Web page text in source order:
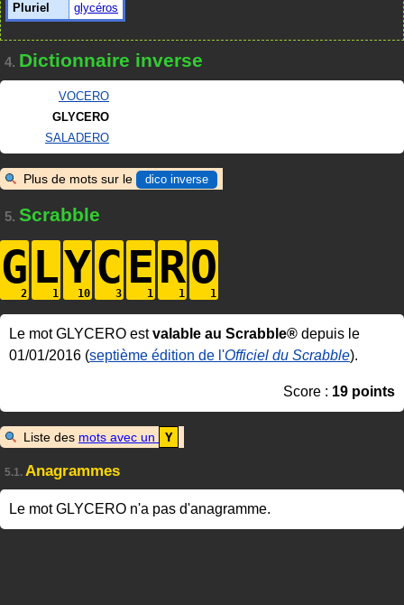
Pluriel
glycéros
4. Dictionnaire inverse
VOCERO
GLYCERO
SALADERO
Plus de mots sur le dico inverse
5. Scrabble
G LYC ERO
Le mot GLYCERO estvalable au Scrabble® depuis le
01/01/2016 (septième édition de l'Officiel du Scrabble).
Score : 19 points
Liste des mots avec un Y
5.1. Anagrammes
Le mot GLYCERO n'a pas d'anagramme.